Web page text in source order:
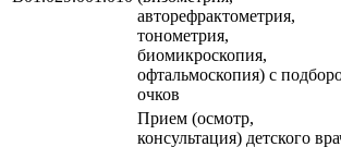
авторефрактометрия,
тонометрия,
биомикроскопия,
офтальмоскопия) с
очков
Прием (осмотр,
консультация) детского